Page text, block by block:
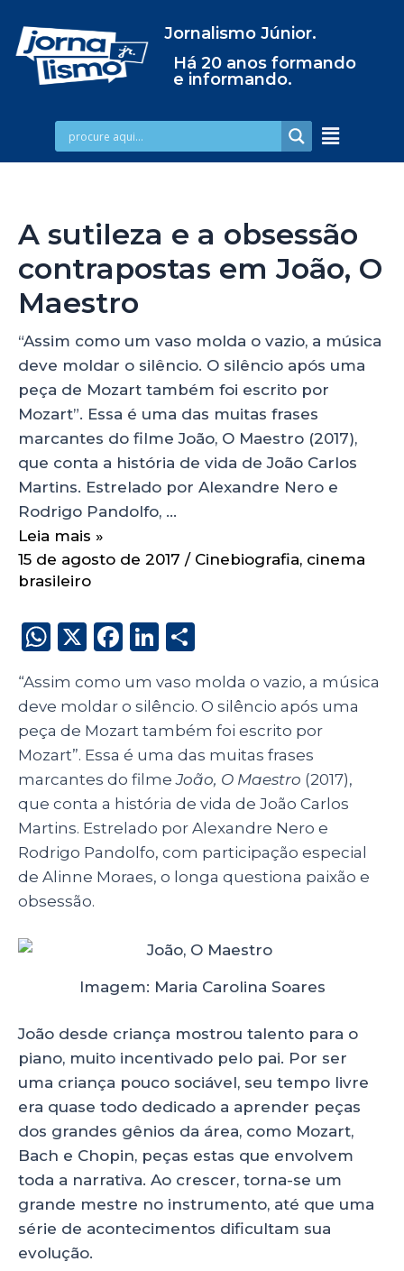
Jornalismo Júnior.
Há 20 anos formando
e informando.
A sutileza e a obsessão
contrapostas em João, O
Maestro
“Assim como um vaso molda o vazio, a música
deve moldar o silêncio. O silêncio após uma
peça de Mozart também foi escrito por
Mozart”. Essa é uma das muitas frases
marcantes do filme João, O Maestro (2017),
que conta a história de vida de João Carlos
Martins. Estrelado por Alexandre Nero e
Rodrigo Pandolfo, …
Leia mais »
15 de agosto de 2017 / Cinebiografia, cinema
brasileiro
W
a
ts
A
p
p
X
F
c
e
b
o
o
k
Li
k
e
dI
n
a
re
“Assim como um vaso molda o vazio, a música
deve moldar o silêncio. O silêncio após uma
peça de Mozart também foi escrito por
Mozart”. Essa é uma das muitas frases
marcantes do filmeJoão, O Maestro (2017),
que conta a história de vida de João Carlos
Martins. Estrelado por Alexandre Nero e
Rodrigo Pandolfo, com participação especial
de Alinne Moraes, o longa questiona paixão e
obsessão.
Imagem: Maria Carolina Soares
João desde criança mostrou talento para o
piano, muito incentivado pelo pai. Por ser
uma criança pouco sociável, seu tempo livre
era quase todo dedicado a aprender peças
dos grandes gênios da área, como Mozart,
Bach e Chopin, peças estas que envolvem
toda a narrativa. Ao crescer, torna-se um
grande mestre no instrumento, até que uma
série de acontecimentos dificultam sua
evolução.